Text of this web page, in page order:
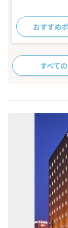
おすすめ
すべて